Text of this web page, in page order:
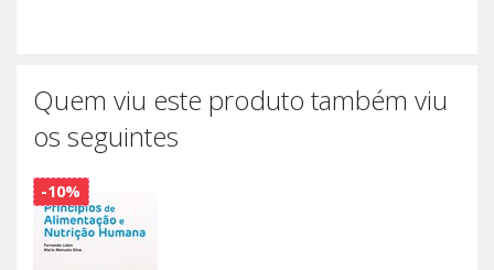
Quem viu este produto também viu
os seguintes
-10%